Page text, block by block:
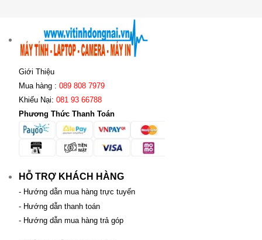
Giới Thiệu
Mua hàng : 089 808 7979
Khiếu Nại: 081 93 66788
Phương Thức Thanh Toán
HỖ TRỢ KHÁCH HÀNG
- Hướng dẫn mua hàng trực tuyến
- Hướng dẫn thanh toán
- Hướng dẫn mua hàng trả góp